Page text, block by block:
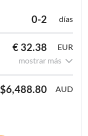
0-2 días
€ 32.38
EUR
mostrar más
$6,488.80 AUD